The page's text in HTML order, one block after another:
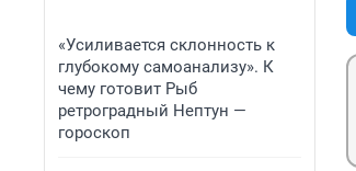
«Усиливается склонность к
глубокому самоанализу». К
чему готовит Рыб
ретроградный Нептун —
гороскоп